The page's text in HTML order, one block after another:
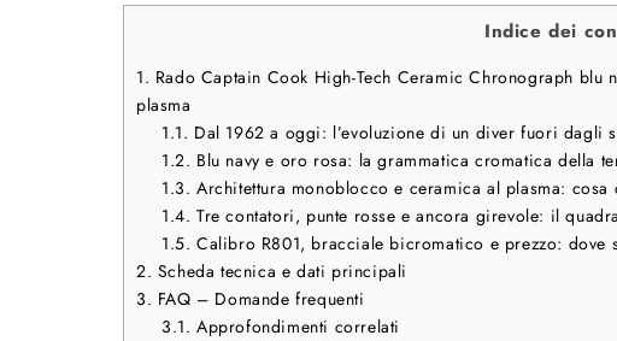
Indice dei
1. Rado Captain Cook High-Tech Ceramic Chronograph
plasma
1.1. Dal 1962 a oggi: l’evoluzione di un diver fuori dagli
1.2. Blu navy e oro rosa: la grammatica cromatica della
1.3. Architettura monoblocco e ceramica al plasma: cosa
1.4. Tre contatori, punte rosse e ancora girevole: il
1.5. Calibro R801, bracciale bicromatico e prezzo: dove
2. Scheda tecnica e dati principali
3. FAQ – Domande frequenti
3.1. Approfondimenti correlati